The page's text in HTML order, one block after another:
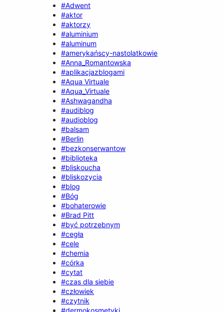
#Adwent
#aktor
#aktorzy
#aluminium
#aluminum
#amerykańscy-nastolatkowie
#Anna_Romantowska
#aplikacjazblogami
#Aqua Virtuale
#Aqua_Virtuale
#Ashwagandha
#audiblog
#audioblog
#balsam
#Berlin
#bezkonserwantow
#biblioteka
#bliskoucha
#bliskozycia
#blog
#Bóg
#bohaterowie
#Brad Pitt
#być potrzebnym
#cegła
#cele
#chemia
#córka
#cytat
#czas dla siebie
#człowiek
#czytnik
#dermokosmetyki